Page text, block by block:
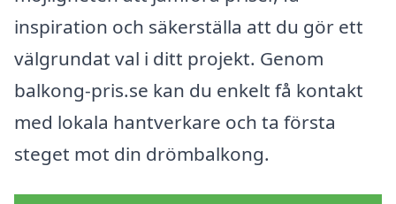
inspiration och säkerställa att du gör ett
välgrundat val i ditt projekt. Genom
balkong-pris.se kan du enkelt få kontakt
med lokala hantverkare och ta första
steget mot din drömbalkong.